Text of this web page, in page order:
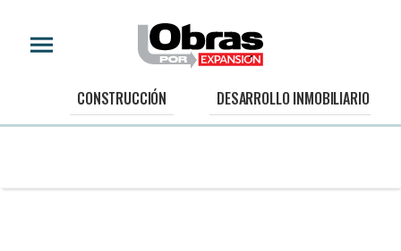
CONSTRUCCIÓN DESARROLLO INMOBILIARIO